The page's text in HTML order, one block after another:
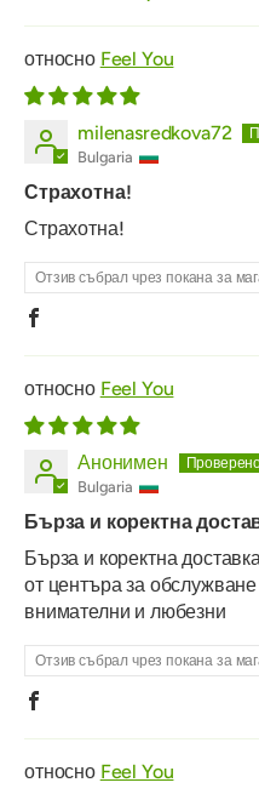
Feel You
milenasredkova72
Bulgaria
Страхотна!
Страхотна!
Отзив събрал чрез покана за
Feel You
Анонимен
Bulgaria
Бърза и коректна
Бърза и коректна
от центъра за
внимателни и любезни
Отзив събрал чрез покана за
Feel You